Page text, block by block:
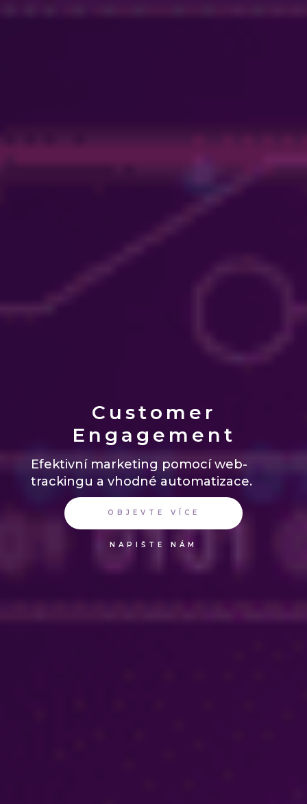
Customer
Engagement
Efektivní marketing pomocí web-
trackingu a vhodné automatizace.
OBJEVTE VÍCE
NAPIŠTE NÁM